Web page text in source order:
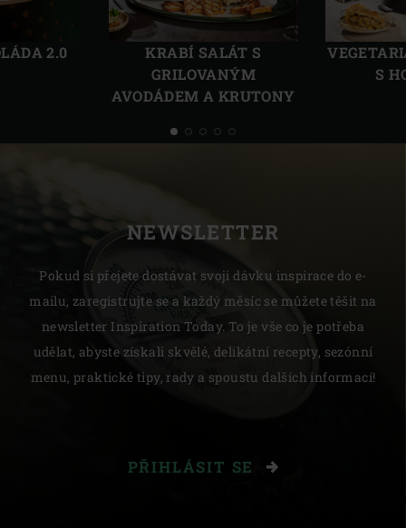
2.0
KRABÍ SALÁT S
GRILOVANÝM
AVODÁDEM A KRUTONY
S
Další
NEWSLETTER
Pokud si přejete dostávat svoji dávku inspirace do e-
mailu, zaregistrujte se a každý měsíc se můžete těšit na
newsletter Inspiration Today. To je vše co je potřeba
udělat, abyste získali skvělé, delikátní recepty, sezónní
menu, praktické tipy, rady a spoustu dalších informací!
PŘIHLÁSIT SE